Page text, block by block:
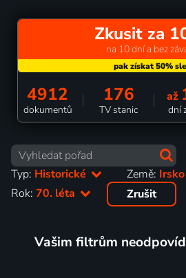
Zkusit za
na 10 dní a bez
4912
dokumentů
176
TV stanic
až
dní
Typ: Historické Země: Irsko
Rok: 70. léta Zrušit
Vašim filtrům